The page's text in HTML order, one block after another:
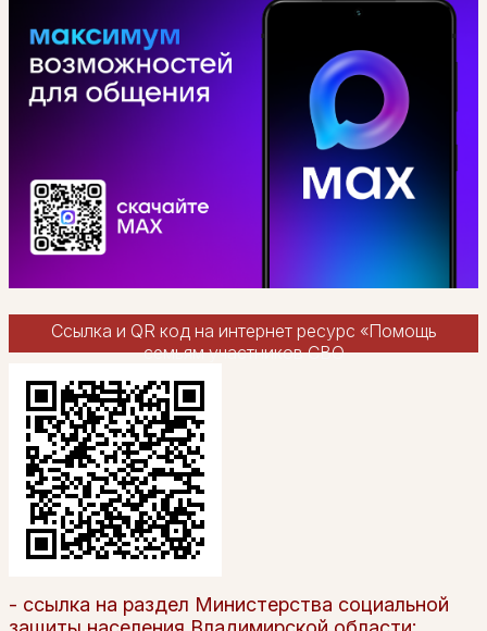
Ссылка и QR код на интернет ресурс «Помощь
семьям участников СВО
- ссылка на раздел Министерства социальной